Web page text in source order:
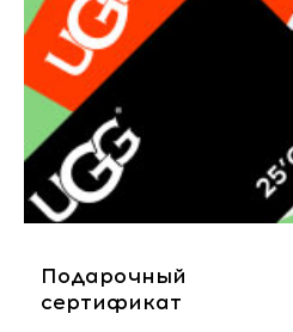
Подарочный
сертификат